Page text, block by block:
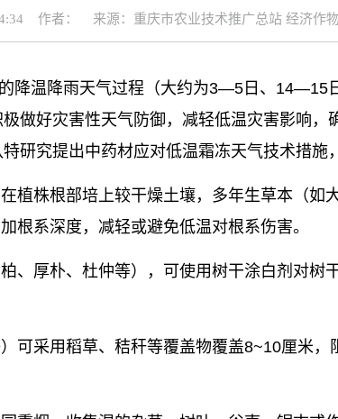
作者： 来源：重庆市农业技术推广总站 经济作
降温降雨天气过程（大约为3—5日、
做好灾害性天气防御，减轻低温灾害影响，
研究提出中药材应对低温霜冻天气技术措施
植株根部培上较干燥土壤，多年生草本（如
根系深度，减轻或避免低温对根系伤害。
、厚朴、杜仲等），可使用树干涂白剂对树
可采用稻草、秸秆等覆盖物覆盖8~10厘米